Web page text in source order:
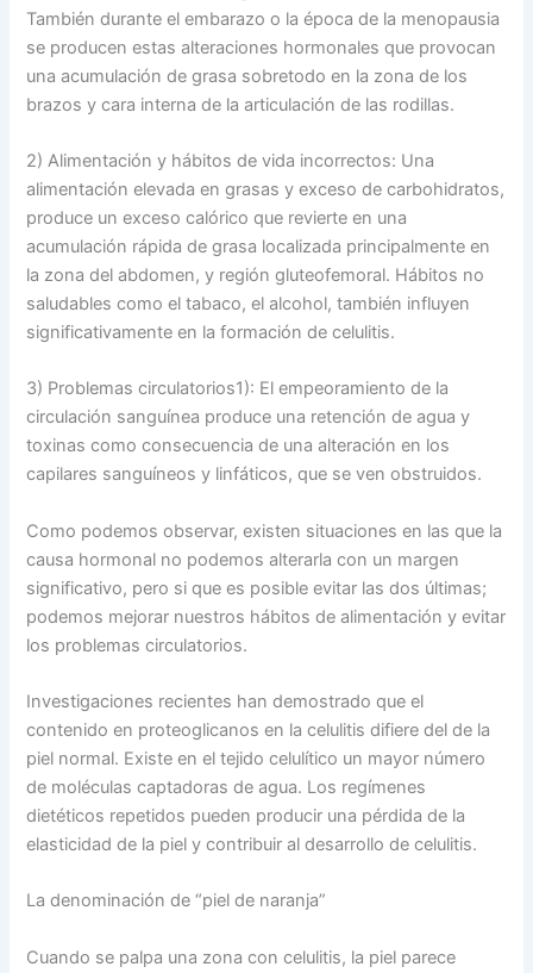
También durante el embarazo o la época de la menopausia
se producen estas alteraciones hormonales que provocan
una acumulación de grasa sobretodo en la zona de los
brazos y cara interna de la articulación de las rodillas.
2) Alimentación y hábitos de vida incorrectos: Una
alimentación elevada en grasas y exceso de carbohidratos,
produce un exceso calórico que revierte en una
acumulación rápida de grasa localizada principalmente en
la zona del abdomen, y región gluteofemoral. Hábitos no
saludables como el tabaco, el alcohol, también influyen
significativamente en la formación de celulitis.
3) Problemas circulatorios1): El empeoramiento de la
circulación sanguínea produce una retención de agua y
toxinas como consecuencia de una alteración en los
capilares sanguíneos y linfáticos, que se ven obstruidos.
Como podemos observar, existen situaciones en las que la
causa hormonal no podemos alterarla con un margen
significativo, pero si que es posible evitar las dos últimas;
podemos mejorar nuestros hábitos de alimentación y evitar
los problemas circulatorios.
Investigaciones recientes han demostrado que el
contenido en proteoglicanos en la celulitis difiere del de la
piel normal. Existe en el tejido celulítico un mayor número
de moléculas captadoras de agua. Los regímenes
dietéticos repetidos pueden producir una pérdida de la
elasticidad de la piel y contribuir al desarrollo de celulitis.
La denominación de “piel de naranja”
Cuando se palpa una zona con celulitis, la piel parece